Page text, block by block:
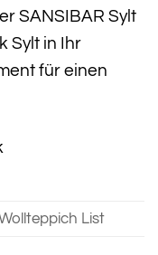
SANSIBAR Sylt
Sylt in Ihr
für einen
List